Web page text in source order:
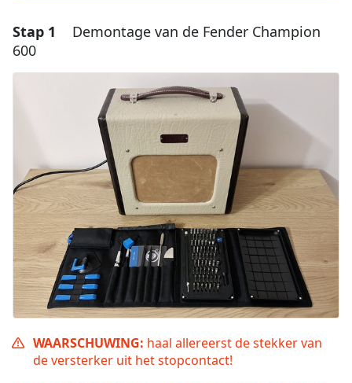
Stap 1
Demontage van de Fender Champion
600
WAARSCHUWING: haal allereerst de stekker van
de versterker uit het stopcontact!